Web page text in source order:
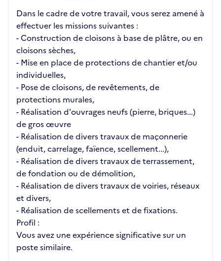
Dans le cadre de votre travail, vous serez amené à
effectuer les missions suivantes :
- Construction de cloisons à base de plâtre, ou en
cloisons sèches,
- Mise en place de protections de chantier et/ou
individuelles,
- Pose de cloisons, de revêtements, de
protections murales,
- Réalisation d'ouvrages neufs (pierre, briques...)
de gros œuvre
- Réalisation de divers travaux de maçonnerie
(enduit, carrelage, faïence, scellement...),
- Réalisation de divers travaux de terrassement,
de fondation ou de démolition,
- Réalisation de divers travaux de voiries, réseaux
et divers,
- Réalisation de scellements et de fixations.
Profil :
Vous avez une expérience significative sur un
poste similaire.